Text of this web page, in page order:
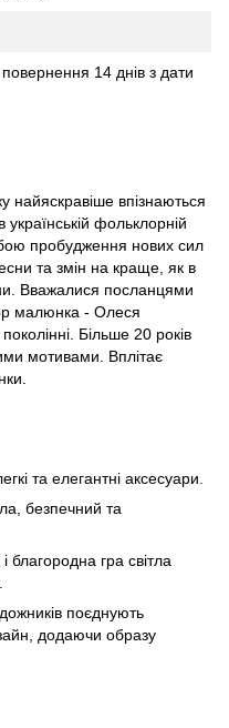
14 днів з дати
впізнаються
українській фольклорній
пробудження нових сил
та змін на краще, як в
Вважалися посланцями
малюнка - Олеся
Більше 20 років
мотивами. Вплітає
та елегантні аксесуари.
безпечний та
благородна гра світла
поєднують
додаючи образу